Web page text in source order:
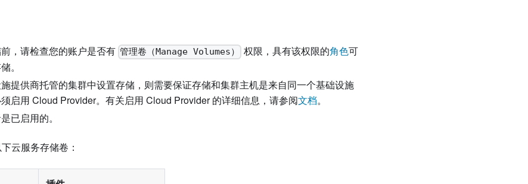
，请检查您的账户是否有 管理卷（Manage Volumes） 权限，具有该权限的角色可
。
提供商托管的集群中设置存储，则需要保证存储和集群主机是来自同一个基础设施
启用 Cloud Provider。有关启用 Cloud Provider 的详细信息，请参阅文档。
已启用的。
云服务存储卷：